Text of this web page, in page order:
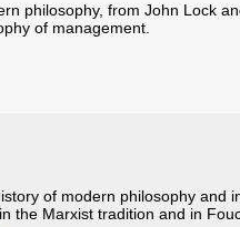
philosophy, from John Lock
of management.
of modern philosophy and
the Marxist tradition and in